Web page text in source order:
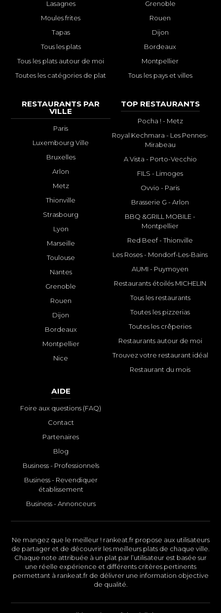
Lasagnes
Moules frites
Tapas
Tous les plats
Tous les plats autour de moi
Toutes les catégories de plat
Grenoble
Rouen
Dijon
Bordeaux
Montpellier
Tous les pays et villes
RESTAURANTS PAR
VILLE
Paris
Luxembourg Ville
Bruxelles
Arlon
Metz
Thionville
Strasbourg
Lyon
Marseille
Toulouse
Nantes
Grenoble
Rouen
Dijon
Bordeaux
Montpellier
Nice
TOP RESTAURANTS
Pocha ! - Metz
Royal Kechmara - Les Pennes-
Mirabeau
A Vista - Porto-Vecchio
FILS - Limoges
Ovvio - Paris
Brasserie G - Arlon
BBQ &GRILL MOBILE -
Montpellier
Red Beef - Thionville
Les Roses - Mondorf-Les-Bains
AUMI - Puymoyen
Restaurants étoilés MICHELIN
Tous les restaurants
Toutes les pizzerias
Toutes les crêperies
Restaurants autour de moi
Trouvez votre restaurant idéal
Restaurant du mois
AIDE
Foire aux questions (FAQ)
Contact
Partenaires
Blog
Business - Professionnels
Business - Revendiquer
établissement
Business - Annonceurs
Ne mangez que le meilleur ! rankeat.fr propose aux utilisateurs
de partager et de découvrir les meilleurs plats de chaque ville.
Chaque note attribuée à un plat par l’utilisateur est basée sur
une réelle expérience et différents critères pertinents
permettant à rankeat.fr de délivrer une information objective
de qualité.